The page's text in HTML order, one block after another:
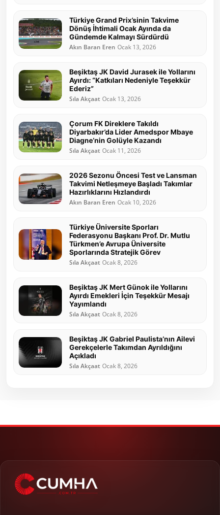
Türkiye Grand Prix’sinin Takvime
Dönüş İhtimali Ocak Ayında da
Gündemde Kalmayı Sürdürdü
Akın Baran Eren Ocak 13, 2026
Beşiktaş JK David Jurasek ile Yollarını
Ayırdı: “Katkıları Nedeniyle Teşekkür
Ederiz”
Sıla Akçaat Ocak 13, 2026
Çorum FK Direklere Takıldı
Diyarbakır’da Lider Amedspor Mbaye
Diagne’nin Golüyle Kazandı
Sıla Akçaat Ocak 11, 2026
2026 Sezonu Öncesi Test ve Lansman
Takvimi Netleşmeye Başladı Takımlar
Hazırlıklarını Hızlandırdı
Akın Baran Eren Ocak 10, 2026
Türkiye Üniversite Sporları
Federasyonu Başkanı Prof. Dr. Mutlu
Türkmen’e Avrupa Üniversite
Sporlarında Stratejik Görev
Sıla Akçaat Ocak 8, 2026
Beşiktaş JK Mert Günok ile Yollarını
Ayırdı Emekleri İçin Teşekkür Mesajı
Yayımlandı
Sıla Akçaat Ocak 8, 2026
Beşiktaş JK Gabriel Paulista’nın Ailevi
Gerekçelerle Takımdan Ayrıldığını
Açıkladı
Sıla Akçaat Ocak 8, 2026